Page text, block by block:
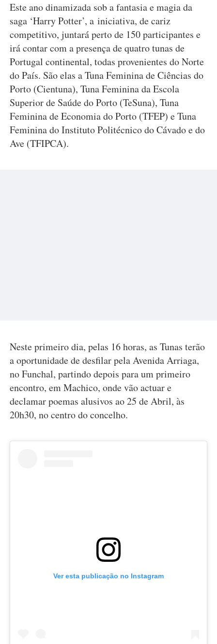
Este ano dinamizada sob a fantasia e magia da
saga ‘Harry Potter’, a iniciativa, de cariz
competitivo, juntará perto de 150 participantes e
irá contar com a presença de quatro tunas de
Portugal continental, todas provenientes do Norte
do País. São elas a Tuna Feminina de Ciências do
Porto (Cientuna), Tuna Feminina da Escola
Superior de Saúde do Porto (TeSuna), Tuna
Feminina de Economia do Porto (TFEP) e Tuna
Feminina do Instituto Politécnico do Cávado e do
Ave (TFIPCA).
Neste primeiro dia, pelas 16 horas, as Tunas terão
a oportunidade de desfilar pela Avenida Arriaga,
no Funchal, partindo depois para um primeiro
encontro, em Machico, onde vão actuar e
declamar poemas alusivos ao 25 de Abril, às
20h30, no centro do concelho.
Ver esta publicação no Instagram